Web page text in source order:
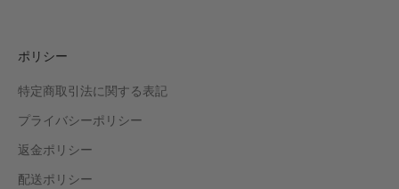
ポリシー
特定商取引法に関する表記
プライバシーポリシー
返金ポリシー
配送ポリシー